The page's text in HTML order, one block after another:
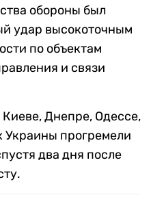
обороны был
удар высокоточным
по объектам
и связи
Киеве, Днепре, Одессе,
Украины прогремели
два дня после